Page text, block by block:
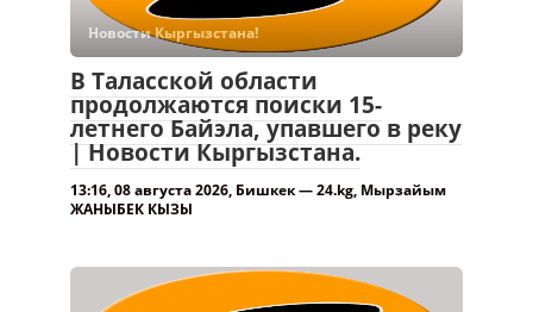
Новости Кыргызстана!
В Таласской области
продолжаются поиски 15-
летнего Байэла, упавшего в реку
| Новости Кыргызстана.
13:16, 08 августа 2026, Бишкек — 24.kg, Мырзайым
ЖАНЫБЕК КЫЗЫ